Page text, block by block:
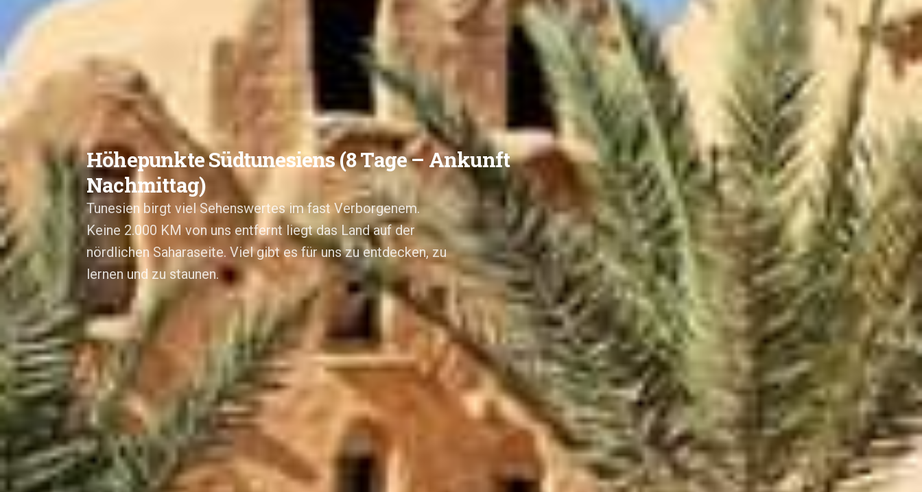
Höhepunkte Südtunesiens (8 Tage – Ankunft
Nachmittag)
Tunesien birgt viel Sehenswertes im fast Verborgenem.
Keine 2.000 KM von uns entfernt liegt das Land auf der
nördlichen Saharaseite. Viel gibt es für uns zu entdecken, zu
lernen und zu staunen.